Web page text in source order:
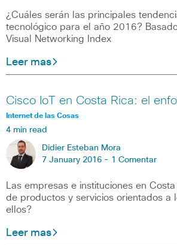
¿Cuáles serán las principales
tecnológico para el año 2016?
Visual Networking Index
Leer mas
Cisco IoT en Costa Rica: el
Internet de las Cosas
4 min read
Didier Esteban Mora
7 January 2016 - 1 Comentar
Las empresas e instituciones en
de productos y servicios orientados a
ellos?
Leer mas